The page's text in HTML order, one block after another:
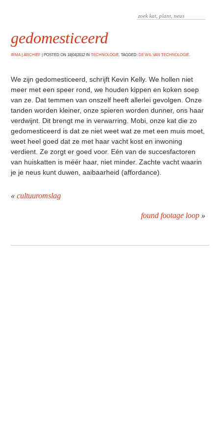
gedomesticeerd
IRMA|ARCHIEF POSTED ON 18|04|2012 INTECHNOLOGIE. TAGGED: DE WIL VAN TECHNOLOGIE.
We zijn gedomesticeerd, schrijft Kevin Kelly. We hollen niet
meer met een speer rond, we houden kippen en koken soep
van ze. Dat temmen van onszelf heeft allerlei gevolgen. Onze
tanden worden kleiner, onze spieren worden dunner, ons haar
verdwijnt. Dit brengt me in verwarring. Mobi, onze kat die zo
gedomesticeerd is dat ze niet weet wat ze met een muis moet,
weet heel goed dat ze met haar vacht kost en inwoning
verdient. Ze zorgt er goed voor. Eén van de succesfactoren
van huiskatten is méér haar, niet minder. Zachte vacht waarin
je je neus kunt duwen, aaibaarheid (affordance).
«cultuuromslag
found footage loop»